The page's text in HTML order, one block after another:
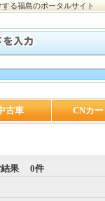
る福島のポータルサイト
古車 CNカ
結果 0件